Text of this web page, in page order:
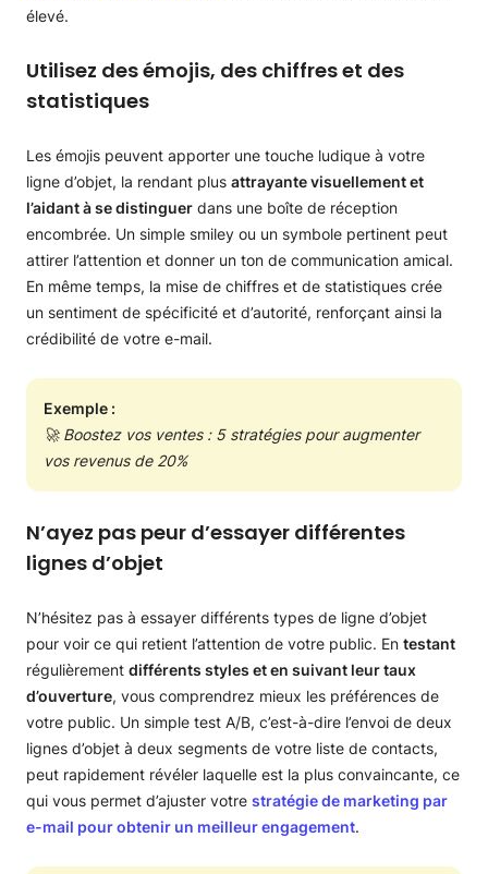
élevé.
Utilisez des émojis, des chiffres et des
statistiques
Les émojis peuvent apporter une touche ludique à votre
ligne d’objet, la rendant plus attrayante visuellement et
l’aidant à se distinguer dans une boîte de réception
encombrée. Un simple smiley ou un symbole pertinent peut
attirer l’attention et donner un ton de communication amical.
En même temps, la mise de chiffres et de statistiques crée
un sentiment de spécificité et d’autorité, renforçant ainsi la
crédibilité de votre e-mail.
Exemple :
🚀 Boostez vos ventes : 5 stratégies pour augmenter
vos revenus de 20%
N’ayez pas peur d’essayer différentes
lignes d’objet
N’hésitez pas à essayer différents types de ligne d’objet
pour voir ce qui retient l’attention de votre public. En testant
régulièrement différents styles et en suivant leur taux
d’ouverture, vous comprendrez mieux les préférences de
votre public. Un simple test A/B, c’est-à-dire l’envoi de deux
lignes d’objet à deux segments de votre liste de contacts,
peut rapidement révéler laquelle est la plus convaincante, ce
qui vous permet d’ajuster votre stratégie de marketing par
e-mail pour obtenir un meilleur engagement.